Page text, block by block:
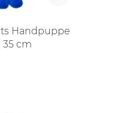
Handpuppe
35 cm